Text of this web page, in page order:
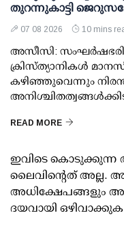
തുറന്നുകാട്ടി
07 08 2026 10 mins
അസീസി:
ക്രിസ്ത്യാനികൾ
കഴിഞ്ഞുവെന്നും
READ MORE
ഇവിടെ കൊടുക്കുന്ന
ലൈവിന്റെത് അല്ല.
അധിക്ഷേപങ്ങളും
ദയവായി